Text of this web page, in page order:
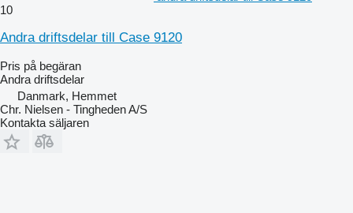
10
Andra driftsdelar till Case 9120
Pris på begäran
Andra driftsdelar
Danmark, Hemmet
Chr. Nielsen - Tingheden A/S
Kontakta säljaren